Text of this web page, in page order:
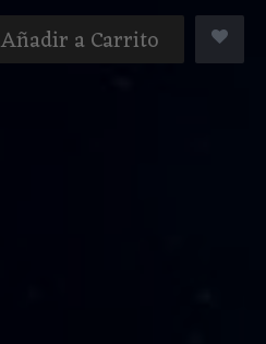
Añadir a Carrito